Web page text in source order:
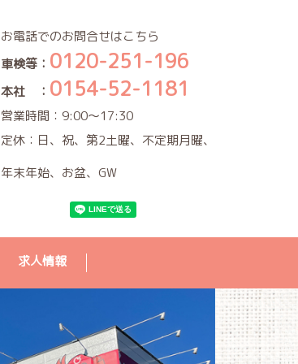
お電話でのお問合せはこちら
車検等： 0120-251-196
本社 ： 0154-52-1181
営業時間：9:00～17:30
定休：日、祝、第2土曜、不定期月曜、
年末年始、お盆、GW
求人情報